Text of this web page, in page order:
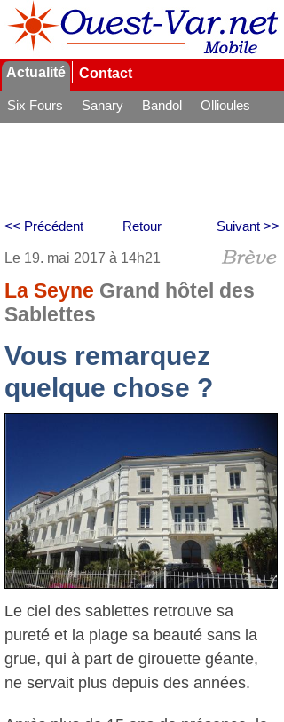
Actualité Contact
Six Fours Sanary Bandol
Ollioules
Retour
<< Précédent Suivant >>
Le 19. mai 2017 à 14h21
La Seyne Grand hôtel des
Sablettes
Vous remarquez
quelque chose ?
Le ciel des sablettes retrouve sa
pureté et la plage sa beauté sans la
grue, qui à part de girouette géante,
ne servait plus depuis des années.